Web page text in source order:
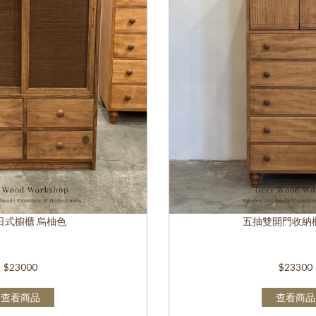
式櫥櫃 烏柚色
$23000
查看商品
五抽雙開門收納
$23300
查看商品